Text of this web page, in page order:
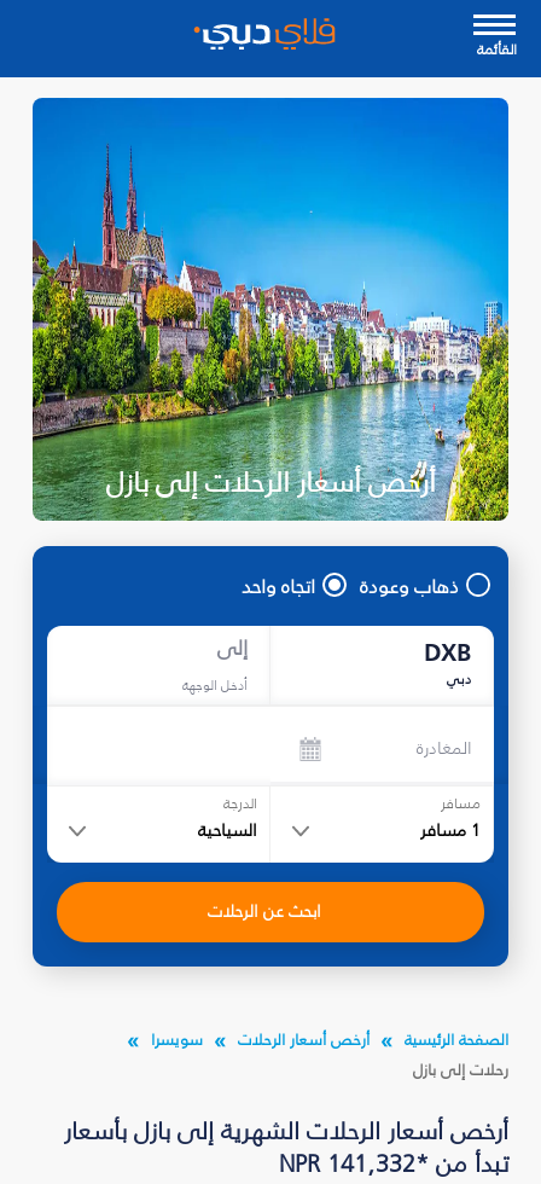
القأئمة
أرخص أسعار الرحلات إلى بازل
ذهاب وعودة اتجاه واحد
DXB
دبي
إلى
أدخل الوجهة
المغادرة
مسافر
1 مسافر
الدرجة
السياحية
ابحث عن الرحلات
الصفحة الرئيسية أرخص أسعار الرحلات
سويسرا
رحلات إلى بازل
أرخص أسعار الرحلات الشهرية إلى بازل بأسعار
تبدأ من *NPR 141,332